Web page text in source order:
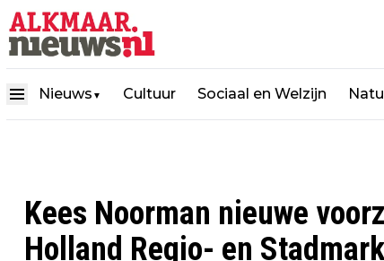
Nieuws ▼ Cultuur Sociaal en Welzijn
Kees Noorman nieuwe
Holland Regio- en